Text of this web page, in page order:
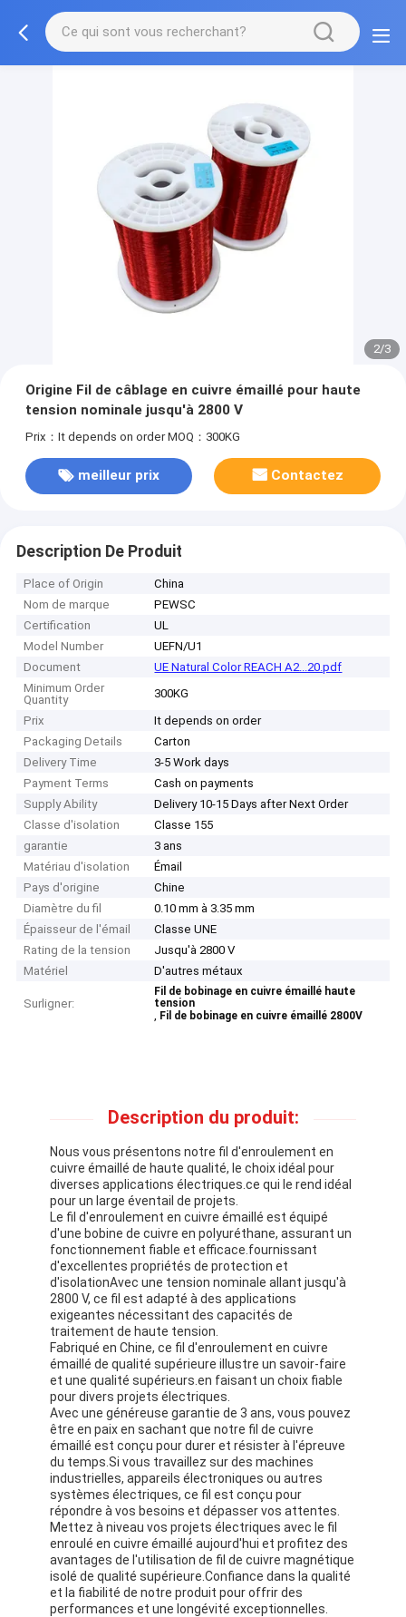
2/3
Origine Fil de câblage en cuivre émaillé pour haute
tension nominale jusqu'à 2800 V
Prix：It depends on order MOQ：300KG
meilleur prix Contactez
Description De Produit
Place of Origin
China
Nom de marque
PEWSC
Certification
UL
Model Number
UEFN/U1
Document
UE Natural Color REACH A2...20.pdf
Minimum Order
Quantity
300KG
Prix
It depends on order
Packaging Details
Carton
Delivery Time
3-5 Work days
Payment Terms
Cash on payments
Supply Ability
Delivery 10-15 Days after Next Order
Classe d'isolation
Classe 155
garantie
3 ans
Matériau d'isolation
Émail
Pays d'origine
Chine
Diamètre du fil
0.10 mm à 3.35 mm
Épaisseur de l'émail
Classe UNE
Rating de la tension
Jusqu'à 2800 V
Matériel
D'autres métaux
Surligner:
Fil de bobinage en cuivre émaillé haute
tension
, Fil de bobinage en cuivre émaillé 2800V
Description du produit:
Nous vous présentons notre fil d'enroulement en
cuivre émaillé de haute qualité, le choix idéal pour
diverses applications électriques.ce qui le rend idéal
pour un large éventail de projets.
Le fil d'enroulement en cuivre émaillé est équipé
d'une bobine de cuivre en polyuréthane, assurant un
fonctionnement fiable et efficace.fournissant
d'excellentes propriétés de protection et
d'isolationAvec une tension nominale allant jusqu'à
2800 V, ce fil est adapté à des applications
exigeantes nécessitant des capacités de
traitement de haute tension.
Fabriqué en Chine, ce fil d'enroulement en cuivre
émaillé de qualité supérieure illustre un savoir-faire
et une qualité supérieurs.en faisant un choix fiable
pour divers projets électriques.
Avec une généreuse garantie de 3 ans, vous pouvez
être en paix en sachant que notre fil de cuivre
émaillé est conçu pour durer et résister à l'épreuve
du temps.Si vous travaillez sur des machines
industrielles, appareils électroniques ou autres
systèmes électriques, ce fil est conçu pour
répondre à vos besoins et dépasser vos attentes.
Mettez à niveau vos projets électriques avec le fil
enroulé en cuivre émaillé aujourd'hui et profitez des
avantages de l'utilisation de fil de cuivre magnétique
isolé de qualité supérieure.Confiance dans la qualité
et la fiabilité de notre produit pour offrir des
performances et une longévité exceptionnelles.